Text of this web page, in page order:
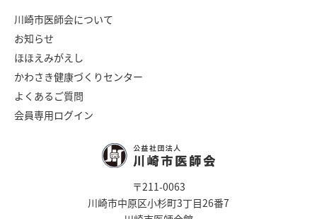
川崎市医師会について
お知らせ
ほほえみがえし
かわさき健康づくりセンター
よくあるご質問
会員専用ログイン
〒211-0063
川崎市中原区小杉町3丁目26番7